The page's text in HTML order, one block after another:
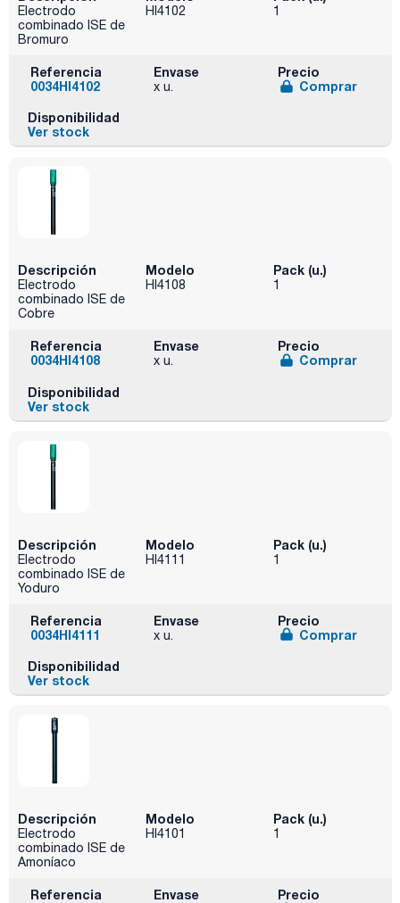
Electrodo
combinado ISE de
Bromuro
HI4102 1
Referencia
0034HI4102
Envase
x u.
Precio
Comprar
Disponibilidad
Ver stock
Descripción
Electrodo
combinado ISE de
Cobre
Modelo
HI4108
Pack (u.)
1
Referencia
0034HI4108
Envase
x u.
Precio
Comprar
Disponibilidad
Ver stock
Descripción
Electrodo
combinado ISE de
Yoduro
Modelo
HI4111
Pack (u.)
1
Referencia
0034HI4111
Envase
x u.
Precio
Comprar
Disponibilidad
Ver stock
Descripción
Electrodo
combinado ISE de
Amoníaco
Modelo
HI4101
Pack (u.)
1
Referencia
Envase
Precio